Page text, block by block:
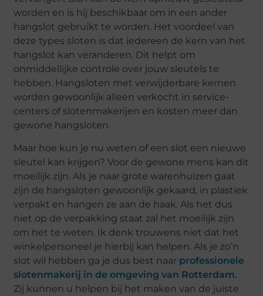
worden en is hij beschikbaar om in een ander
hangslot gebruikt te worden. Het voordeel van
deze types sloten is dat iedereen de kern van het
hangslot kan veranderen. Dit helpt om
onmiddellijke controle over jouw sleutels te
hebben. Hangsloten met verwijderbare kernen
worden gewoonlijk alleen verkocht in service-
centers of slotenmakerijen en kosten meer dan
gewone hangsloten.
Maar hoe kun je nu weten of een slot een nieuwe
sleutel kan krijgen? Voor de gewone mens kan dit
moeilijk zijn. Als je naar grote warenhuizen gaat
zijn de hangsloten gewoonlijk gekaard, in plastiek
verpakt en hangen ze aan de haak. Als het dus
niet op de verpakking staat zal het moeilijk zijn
om het te weten. Ik denk trouwens niet dat het
winkelpersoneel je hierbij kan helpen. Als je zo’n
slot wil hebben ga je dus best naar professionele
slotenmakerij in de omgeving van Rotterdam.
Zij kunnen u helpen bij het maken van de juiste